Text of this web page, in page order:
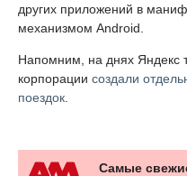
других приложений в
механизмом Android.
Напомним, на днях Яндекс
корпорации создали
поездок
Самые